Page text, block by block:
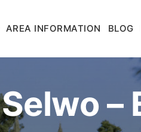
AREA INFORMATION BLOG
–